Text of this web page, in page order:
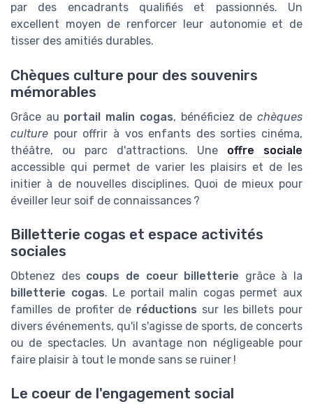
par des encadrants qualifiés et passionnés. Un
excellent moyen de renforcer leur autonomie et de
tisser des amitiés durables.
Chèques culture pour des souvenirs
mémorables
Grâce au portail malin cogas, bénéficiez dechèques
culture pour offrir à vos enfants des sorties cinéma,
théâtre, ou parc d'attractions. Une offre sociale
accessible qui permet de varier les plaisirs et de les
initier à de nouvelles disciplines. Quoi de mieux pour
éveiller leur soif de connaissances ?
Billetterie cogas et espace activités
sociales
Obtenez des coups de coeur billetterie grâce à la
billetterie cogas. Le portail malin cogas permet aux
familles de profiter de réductions sur les billets pour
divers événements, qu'il s'agisse de sports, de concerts
ou de spectacles. Un avantage non négligeable pour
faire plaisir à tout le monde sans se ruiner !
Le coeur de l'engagement social